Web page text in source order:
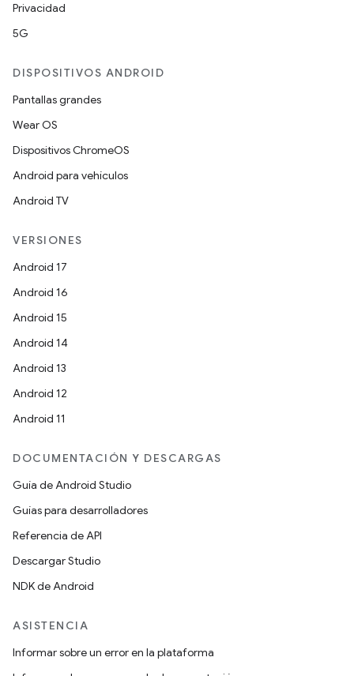
Privacidad
5G
DISPOSITIVOS ANDROID
Pantallas grandes
Wear OS
Dispositivos ChromeOS
Android para vehículos
Android TV
VERSIONES
Android 17
Android 16
Android 15
Android 14
Android 13
Android 12
Android 11
DOCUMENTACIÓN Y DESCARGAS
Guía de Android Studio
Guías para desarrolladores
Referencia de API
Descargar Studio
NDK de Android
ASISTENCIA
Informar sobre un error en la plataforma